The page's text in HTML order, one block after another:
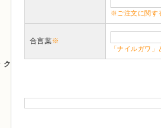
ク
※ご注文に関す
合言葉※
「ナイルガワ